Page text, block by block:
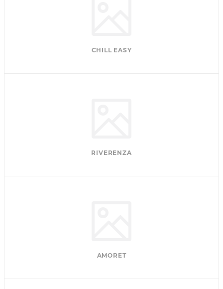
CHILL EASY
RIVERENZA
AMORET